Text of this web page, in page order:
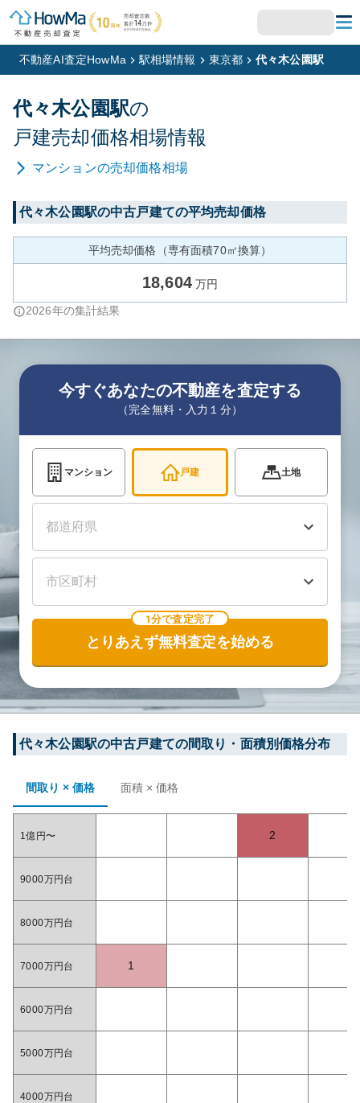
不動産AI査定HowMa 駅相場情報 東京都 代々木公園駅
代々木公園駅の
戸建売却価格相場情報
マンションの売却価格相場
代々木公園駅の中古戸建ての平均売却価格
平均売却価格（専有面積70㎡換算）
18,604 万円
2026年の集計結果
今すぐあなたの不動産を査定する
（完全無料・入力１分）
マンション 戸建 土地
1分で査定完了
とりあえず無料査定を始める
代々木公園駅の中古戸建ての間取り・面積別価格分布
間取り × 価格 面積 × 価格
1億円〜 2
9000万円台
8000万円台
7000万円台 1
6000万円台
5000万円台
4000万円台